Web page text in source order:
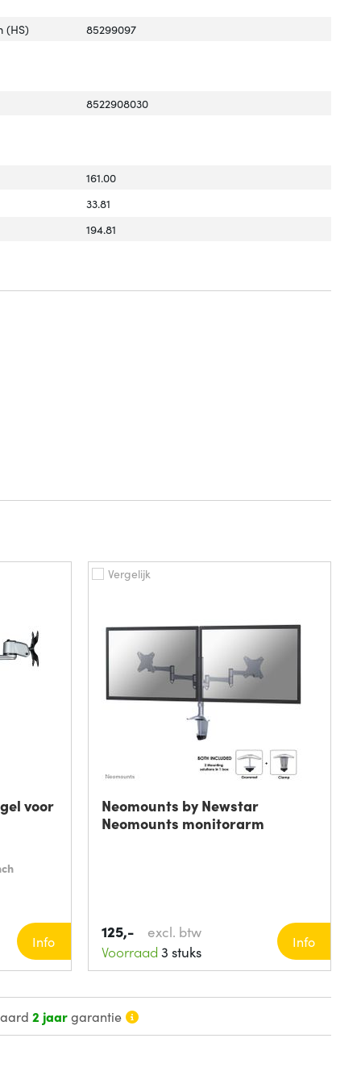
(HS) 85299097
8522908030
161.00
33.81
194.81
voor
Info
Vergelijk
Neomounts by Newstar
Neomounts monitorarm
125,-
excl. btw
Voorraad 3 stuks
Info
2 jaargarantie